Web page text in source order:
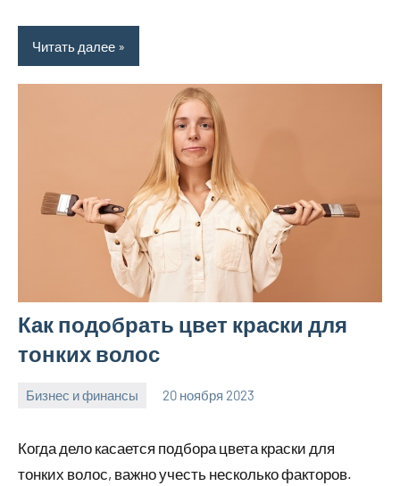
Читать далее
Как подобрать цвет краски для
тонких волос
Бизнес и финансы 20 ноября 2023
Когда дело касается подбора цвета краски для
тонких волос, важно учесть несколько факторов.